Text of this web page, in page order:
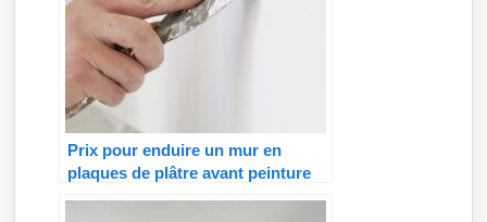
Prix pour enduire un mur en
plaques de plâtre avant peinture